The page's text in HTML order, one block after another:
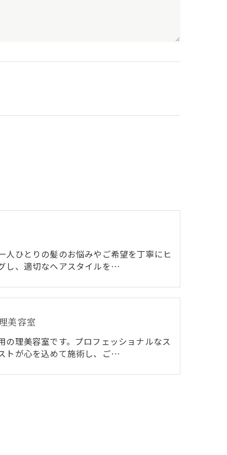
人ひとりの髪のお悩みやご希望を丁寧にヒ
し、適切なヘアスタイルを…
美容室
の理美容室です。プロフェッショナルなス
トが心を込めて施術し、ご…